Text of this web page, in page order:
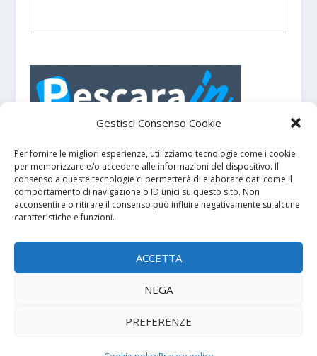
Gestisci Consenso Cookie
Per fornire le migliori esperienze, utilizziamo tecnologie come i cookie
per memorizzare e/o accedere alle informazioni del dispositivo. Il
consenso a queste tecnologie ci permetterà di elaborare dati come il
comportamento di navigazione o ID unici su questo sito. Non
acconsentire o ritirare il consenso può influire negativamente su alcune
caratteristiche e funzioni.
ACCETTA
NEGA
PREFERENZE
manifestazioni suPescarae dintorni.
GDPR
Cookie policy
02023100676 - Cap. Sociale € 10.000,00 i.v. - REA TE 172721 |